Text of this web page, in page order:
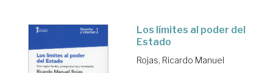
Los límites al poder del
Estado
Rojas, Ricardo Manuel